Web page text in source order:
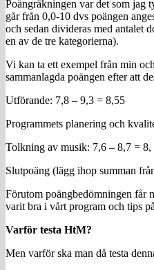
Poängräkningen var det som jag
går från 0,0-10 dvs poängen
och sedan divideras med antalet
en av de tre kategorierna).
Vi kan ta ett exempel från min
sammanlagda poängen efter att
Utförande: 7,8 – 9,3 = 8,55
Programmets planering och
Tolkning av musik: 7,6 – 8,7 = 8,
Slutpoäng (lägg ihop summan
Förutom poängbedömningen får
varit bra i vårt program och tips
Varför testa HtM?
Men varför ska man då testa